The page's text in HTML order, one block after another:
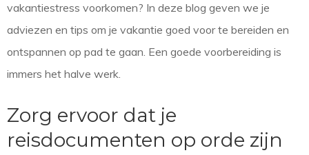
vakantiestress voorkomen? In deze blog geven we je
adviezen en tips om je vakantie goed voor te bereiden en
ontspannen op pad te gaan. Een goede voorbereiding is
immers het halve werk.
Zorg ervoor dat je
reisdocumenten op orde zijn